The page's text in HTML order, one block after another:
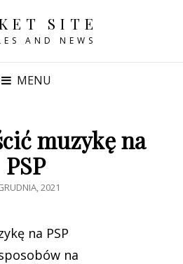
SITE
AND NEWS
MENU
muzykę na
PSP
2021
na